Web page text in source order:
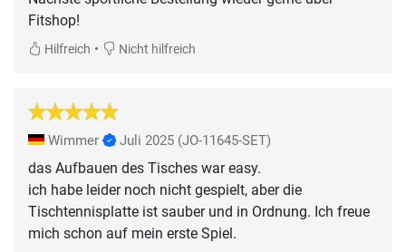
Fitshop!
Hilfreich • Nicht hilfreich
Wimmer Juli 2025 (JO-11645-SET)
das Aufbauen des Tisches war easy.
ich habe leider noch nicht gespielt, aber die
Tischtennisplatte ist sauber und in Ordnung. Ich freue
mich schon auf mein erste Spiel.